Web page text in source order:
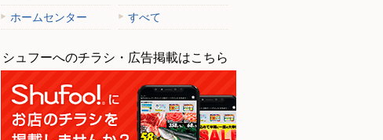
ホームセンター
すべて
シュフーへのチラシ・広告掲載はこちら